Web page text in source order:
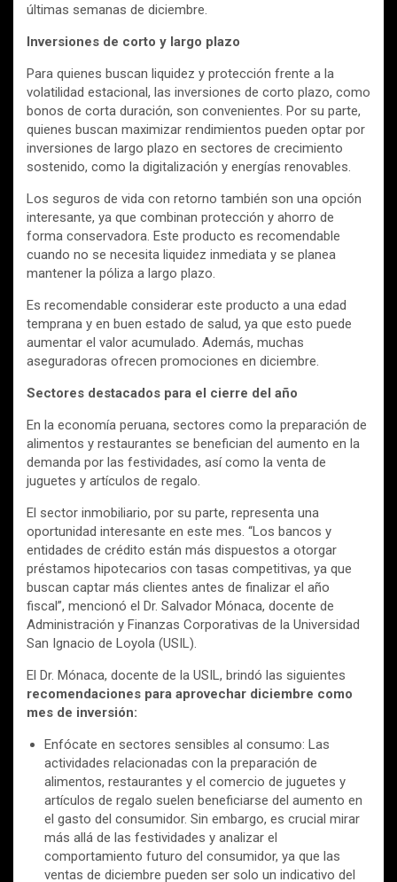
últimas semanas de diciembre.
Inversiones de corto y largo plazo
Para quienes buscan liquidez y protección frente a la
volatilidad estacional, las inversiones de corto plazo, como
bonos de corta duración, son convenientes. Por su parte,
quienes buscan maximizar rendimientos pueden optar por
inversiones de largo plazo en sectores de crecimiento
sostenido, como la digitalización y energías renovables.
Los seguros de vida con retorno también son una opción
interesante, ya que combinan protección y ahorro de
forma conservadora. Este producto es recomendable
cuando no se necesita liquidez inmediata y se planea
mantener la póliza a largo plazo.
Es recomendable considerar este producto a una edad
temprana y en buen estado de salud, ya que esto puede
aumentar el valor acumulado. Además, muchas
aseguradoras ofrecen promociones en diciembre.
Sectores destacados para el cierre del año
En la economía peruana, sectores como la preparación de
alimentos y restaurantes se benefician del aumento en la
demanda por las festividades, así como la venta de
juguetes y artículos de regalo.
El sector inmobiliario, por su parte, representa una
oportunidad interesante en este mes. “Los bancos y
entidades de crédito están más dispuestos a otorgar
préstamos hipotecarios con tasas competitivas, ya que
buscan captar más clientes antes de finalizar el año
fiscal”, mencionó el Dr. Salvador Mónaca, docente de
Administración y Finanzas Corporativas de la Universidad
San Ignacio de Loyola (USIL).
El Dr. Mónaca, docente de la USIL, brindó las siguientes
recomendaciones para aprovechar diciembre como
mes de inversión:
Enfócate en sectores sensibles al consumo: Las
actividades relacionadas con la preparación de
alimentos, restaurantes y el comercio de juguetes y
artículos de regalo suelen beneficiarse del aumento en
el gasto del consumidor. Sin embargo, es crucial mirar
más allá de las festividades y analizar el
comportamiento futuro del consumidor, ya que las
ventas de diciembre pueden ser solo un indicativo del